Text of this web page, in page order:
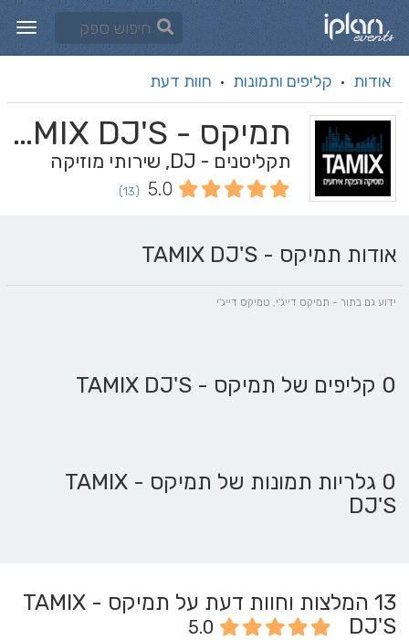
אודות · קליפים ותמונות · חוות דעת
תמיקס - TAMIX DJ'S
תקליטנים - DJ, שירותי מוזיקה
5.0
(13)
אודות תמיקס - TAMIX DJ'S
ידוע גם בתור - תמיקס דייג'י, טמיקס דייג'י
0 קליפים של תמיקס - TAMIX DJ'S
0 גלריות תמונות של תמיקס - TAMIX
DJ'S
13
המלצות וחוות דעת על תמיקס - TAMIX
DJ'S
5.0